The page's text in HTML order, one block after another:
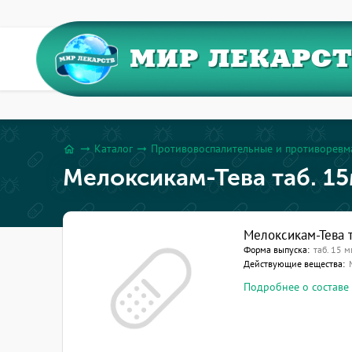
МИР
home arrow_right_alt Каталог arrow_right_alt Противовоспалительные и
Мелоксикам-Тева таб.
Мелоксикам-Тева
Форма выпуска: таб. 15
Действующие вещества:
Подробнее о составе